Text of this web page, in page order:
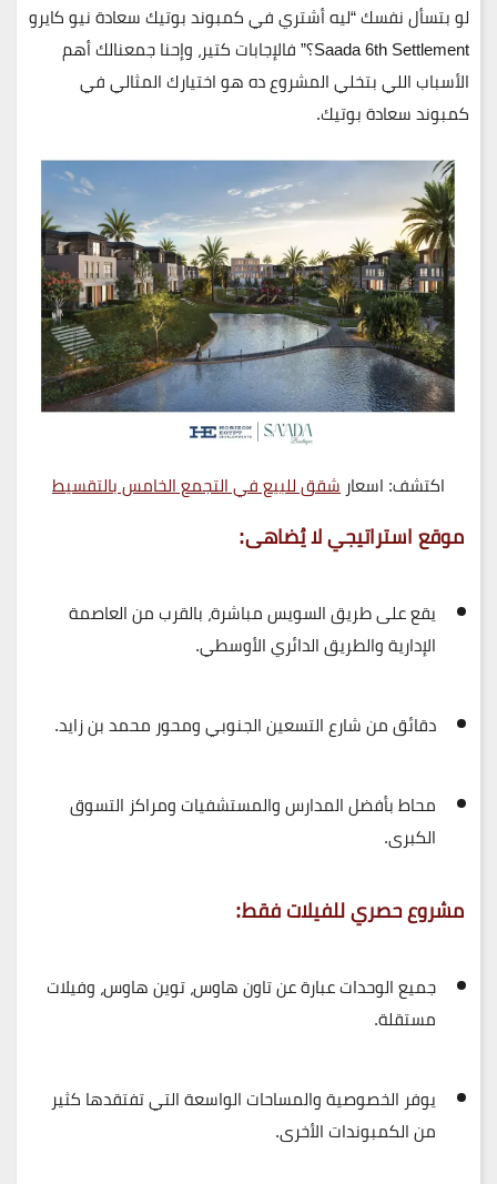
لو بتسأل نفسك “ليه أشتري في كمبوند بوتيك سعادة نيو كايرو
Saada 6th Settlement؟” فالإجابات كتير، وإحنا جمعنالك أهم
الأسباب اللي بتخلي المشروع ده هو اختيارك المثالي في
كمبوند سعادة بوتيك.
اكتشف: اسعار شقق للبيع في التجمع الخامس بالتقسيط
موقع استراتيجي لا يُضاهى:
يقع علىطريق السويسمباشرة، بالقرب منالعاصمة
الإداريةوالطريق الدائري الأوسطي.
دقائق منشارع التسعين الجنوبيومحور محمد بن زايد.
محاط بأفضل المدارس والمستشفيات ومراكز التسوق
الكبرى.
مشروع حصري للفيلات فقط:
جميع الوحدات عبارة عنتاون هاوس، توين هاوس، وفيلات
مستقلة.
يوفر الخصوصية والمساحات الواسعةالتي تفتقدها كثير
من الكمبوندات الأخرى.